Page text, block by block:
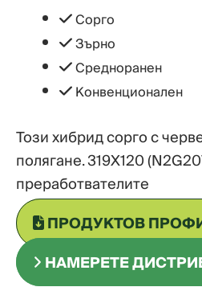
Сорго
Зърно
Средноранен
Конвенционален
Този хибрид сорго с
полягане. 319X120
преработвателите
ПРОДУКТОВ
НАМЕРЕТЕ